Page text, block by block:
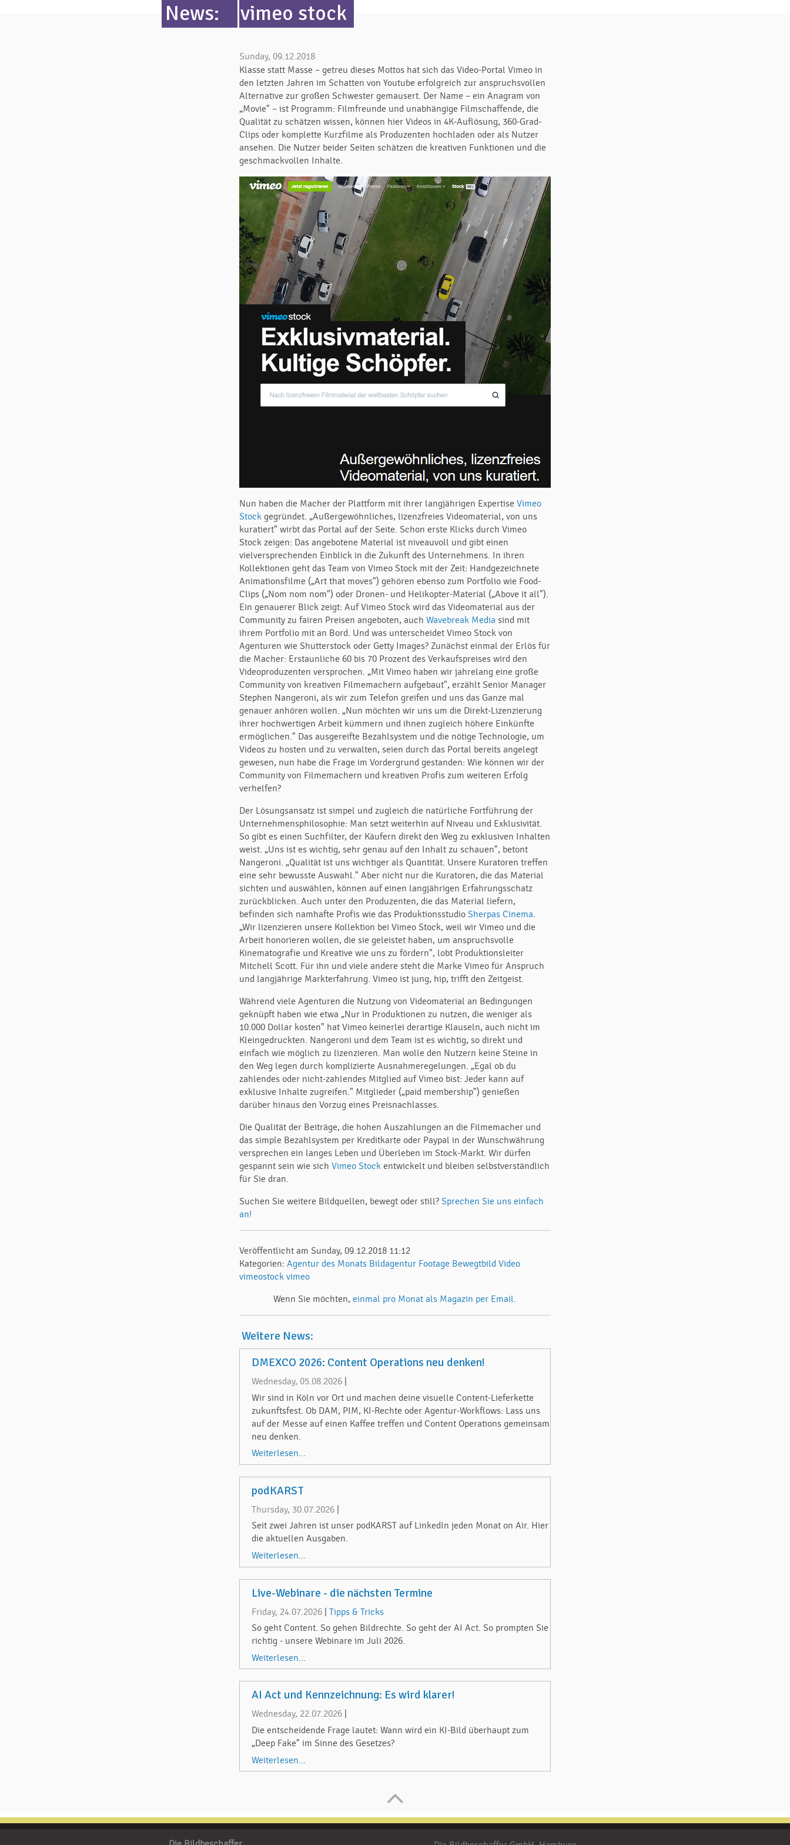
News: vimeo stock
Sunday, 09.12.2018
Klasse statt Masse – getreu dieses Mottos hat sich das Video-Portal Vimeo in
den letzten Jahren im Schatten von Youtube erfolgreich zur anspruchsvollen
Alternative zur großen Schwester gemausert. Der Name – ein Anagram von
„Movie" – ist Programm: Filmfreunde und unabhängige Filmschaffende, die
Qualität zu schätzen wissen, können hier Videos in 4K-Auflösung, 360-Grad-
Clips oder komplette Kurzfilme als Produzenten hochladen oder als Nutzer
ansehen. Die Nutzer beider Seiten schätzen die kreativen Funktionen und die
geschmackvollen Inhalte.
Nun haben die Macher der Plattform mit ihrer langjährigen ExpertiseVimeo
Stock gegründet. „Außergewöhnliches, lizenzfreies Videomaterial, von uns
kuratiert" wirbt das Portal auf der Seite. Schon erste Klicks durch Vimeo
Stock zeigen: Das angebotene Material ist niveauvoll und gibt einen
vielversprechenden Einblick in die Zukunft des Unternehmens. In ihren
Kollektionen geht das Team von Vimeo Stock mit der Zeit: Handgezeichnete
Animationsfilme („Art that moves") gehören ebenso zum Portfolio wie Food-
Clips („Nom nom nom") oder Dronen- und Helikopter-Material („Above it all").
Ein genauerer Blick zeigt: Auf Vimeo Stock wird das Videomaterial aus der
Community zu fairen Preisen angeboten, auchWavebreak Media sind mit
ihrem Portfolio mit an Bord. Und was unterscheidet Vimeo Stock von
Agenturen wie Shutterstock oder Getty Images? Zunächst einmal der Erlös für
die Macher: Erstaunliche 60 bis 70 Prozent des Verkaufspreises wird den
Videoproduzenten versprochen. „Mit Vimeo haben wir jahrelang eine große
Community von kreativen Filmemachern aufgebaut", erzählt Senior Manager
Stephen Nangeroni, als wir zum Telefon greifen und uns das Ganze mal
genauer anhören wollen. „Nun möchten wir uns um die Direkt-Lizenzierung
ihrer hochwertigen Arbeit kümmern und ihnen zugleich höhere Einkünfte
ermöglichen." Das ausgereifte Bezahlsystem und die nötige Technologie, um
Videos zu hosten und zu verwalten, seien durch das Portal bereits angelegt
gewesen, nun habe die Frage im Vordergrund gestanden: Wie können wir der
Community von Filmemachern und kreativen Profis zum weiteren Erfolg
verhelfen?
Der Lösungsansatz ist simpel und zugleich die natürliche Fortführung der
Unternehmensphilosophie: Man setzt weiterhin auf Niveau und Exklusivität.
So gibt es einen Suchfilter, der Käufern direkt den Weg zu exklusiven Inhalten
weist. „Uns ist es wichtig, sehr genau auf den Inhalt zu schauen", betont
Nangeroni. „Qualität ist uns wichtiger als Quantität. Unsere Kuratoren treffen
eine sehr bewusste Auswahl." Aber nicht nur die Kuratoren, die das Material
sichten und auswählen, können auf einen langjährigen Erfahrungsschatz
zurückblicken. Auch unter den Produzenten, die das Material liefern,
befinden sich namhafte Profis wie das ProduktionsstudioSherpas Cinema.
„Wir lizenzieren unsere Kollektion bei Vimeo Stock, weil wir Vimeo und die
Arbeit honorieren wollen, die sie geleistet haben, um anspruchsvolle
Kinematografie und Kreative wie uns zu fördern", lobt Produktionsleiter
Mitchell Scott. Für ihn und viele andere steht die Marke Vimeo für Anspruch
und langjährige Markterfahrung. Vimeo ist jung, hip, trifft den Zeitgeist.
Während viele Agenturen die Nutzung von Videomaterial an Bedingungen
geknüpft haben wie etwa „Nur in Produktionen zu nutzen, die weniger als
10.000 Dollar kosten" hat Vimeo keinerlei derartige Klauseln, auch nicht im
Kleingedruckten. Nangeroni und dem Team ist es wichtig, so direkt und
einfach wie möglich zu lizenzieren. Man wolle den Nutzern keine Steine in
den Weg legen durch komplizierte Ausnahmeregelungen. „Egal ob du
zahlendes oder nicht-zahlendes Mitglied auf Vimeo bist: Jeder kann auf
exklusive Inhalte zugreifen." Mitglieder („paid membership") genießen
darüber hinaus den Vorzug eines Preisnachlasses.
Die Qualität der Beiträge, die hohen Auszahlungen an die Filmemacher und
das simple Bezahlsystem per Kreditkarte oder Paypal in der Wunschwährung
versprechen ein langes Leben und Überleben im Stock-Markt. Wir dürfen
gespannt sein wie sichVimeo Stock entwickelt und bleiben selbstverständlich
für Sie dran.
Suchen Sie weitere Bildquellen, bewegt oder still?Sprechen Sie uns einfach
an!
Veröffentlicht am Sunday, 09.12.2018 11:12
Kategorien:Agentur des Monats Bildagentur Footage Bewegtbild Video
vimeostock vimeo
Wenn Sie möchten,einmal pro Monat als Magazin per Email.
Weitere News:
DMEXCO 2026: Content Operations neu denken!
Wednesday, 05.08.2026
Wir sind in Köln vor Ort und machen deine visuelle Content-Lieferkette
zukunftsfest. Ob DAM, PIM, KI-Rechte oder Agentur-Workflows: Lass uns
auf der Messe auf einen Kaffee treffen und Content Operations gemeinsam
neu denken.
Weiterlesen...
podKARST
Thursday, 30.07.2026
Seit zwei Jahren ist unser podKARST auf LinkedIn jeden Monat on Air. Hier
die aktuellen Ausgaben.
Weiterlesen...
Live-Webinare - die nächsten Termine
Friday, 24.07.2026 |Tipps & Tricks
So geht Content. So gehen Bildrechte. So geht der AI Act. So prompten Sie
richtig - unsere Webinare im Juli 2026.
Weiterlesen...
AI Act und Kennzeichnung: Es wird klarer!
Wednesday, 22.07.2026
Die entscheidende Frage lautet: Wann wird ein KI-Bild überhaupt zum
„Deep Fake" im Sinne des Gesetzes?
Weiterlesen...